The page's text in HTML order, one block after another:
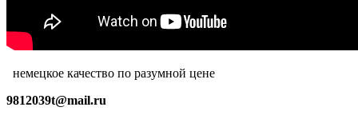
немецкое качество по разумной цене
9812039t@mail.ru